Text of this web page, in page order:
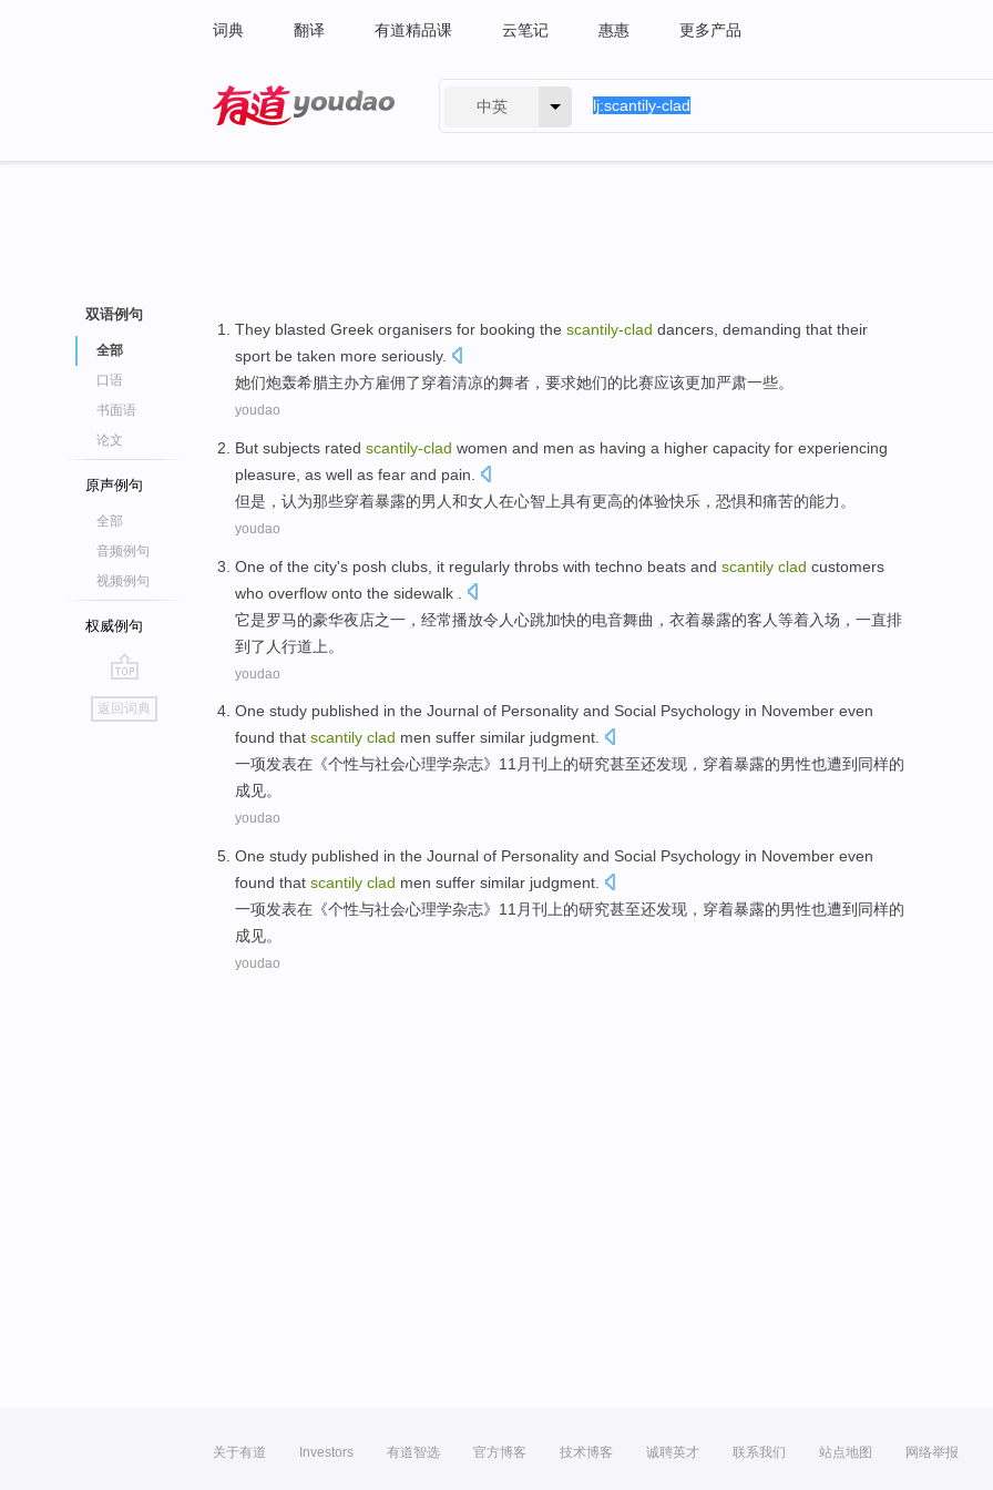
词典 翻译 有道精品课 云笔记 惠惠 更多产品
中英
双语例句
全部
口语
书面语
论文
原声例句
全部
音频例句
视频例句
权威例句
go
top
返回词典
They blasted Greek organisers for booking the scantily-clad dancers demanding that their
sport be taken more seriously.
她们炮轰希腊主办方雇佣了穿着清凉的舞者 ， 要求她们的比赛应该更加严肃一些。
youdao
But subjects rated scantily-clad women and men as having a higher capacity for experiencing
pleasure , as well as fear and pain
但是 ， 认为那些穿着暴露的男人和女人在心智 上具有更高的体验快乐 ， 恐惧和痛苦的能力 。
youdao
One of the city's posh clubs it regularly throbs with techno beats and scantily clad customers
who overflow onto the sidewalk
它是罗马的豪华夜店之一 ， 经常播放令人心跳加快的电音舞曲 ， 衣着暴露的客人等着入场 ，一直排
到了 人行道 上。
youdao
One study published in the Journal of Personality and Social Psychology in November even
found that scantily clad men suffer similar judgment.
一项发表在 《个性与社会心理学杂志》 11月刊上的研究甚至还发现 ， 穿着暴露的男性也遭到 同样的
成见。
youdao
One study published in the Journal of Personality and Social Psychology in November even
found that scantily clad men suffer similar judgment.
一项发表在 《个性与社会心理学杂志》 11 月刊上的研究甚至还发现 ， 穿着暴露的男性也遭到 同样的
成见。
youdao
关于有道 Investors 有道智选 官方博客 技术博客 诚聘英才 联系我们 站点地图 网络举报